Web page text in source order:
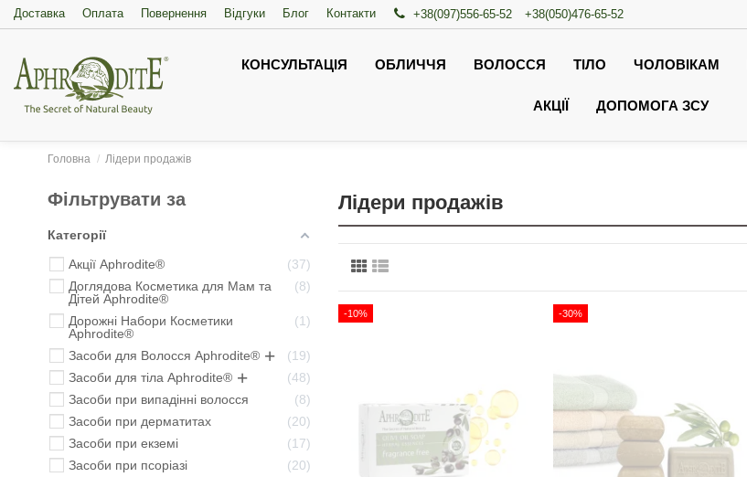
Доставка Оплата Повернення Відгуки Блог Контакти +38(097)556-65-52 +38(050)476-65-52
КОНСУЛЬТАЦІЯ ОБЛИЧЧЯ ВОЛОССЯ ТІЛО ЧОЛОВІКАМ
АКЦІЇ ДОПОМОГА ЗСУ
Головна Лідери продажів
Лідери продажів
-10% -30%
Фільтрувати за
Категорії
Акції Aphrodite®
37
Доглядова Косметика для Мам та
Дітей Aphrodite®
8
Дорожні Набори Косметики
Aphrodite®
1
Засоби для Волосся Aphrodite®
19
Засоби для тіла Aphrodite®
48
Засоби при випадінні волосся
8
Засоби при дерматитах
20
Засоби при екземі
17
Засоби при псоріазі
20